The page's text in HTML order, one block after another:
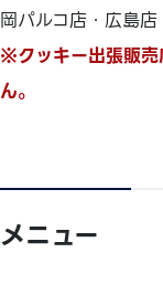
岡パルコ店・広島店
※クッキー出張販売
ん。
メニュー